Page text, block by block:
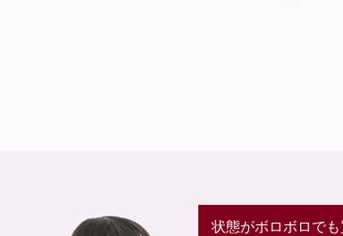
状態がボロボロで